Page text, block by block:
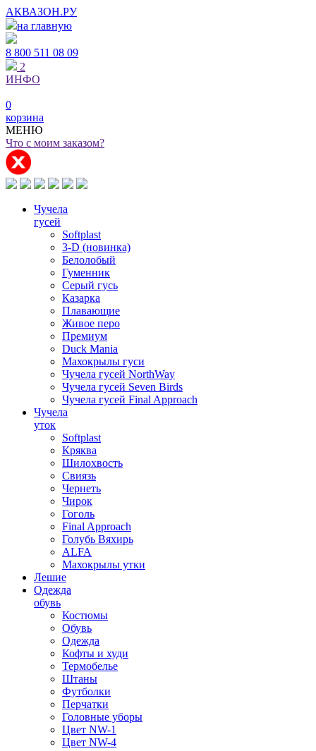
АКВАЗОН.РУ
на главную
8 800 511 08 09
2
ИНФО
0
корзина
МЕНЮ
Что с моим заказом?
Чучела
гусей
Softplast
3-D (новинка)
Белолобый
Гуменник
Серый гусь
Казарка
Плавающие
Живое перо
Премиум
Duck Mania
Махокрылы гуси
Чучела гусей NorthWay
Чучела гусей Seven Birds
Чучела гусей Final Approach
Чучела
уток
Softplast
Кряква
Шилохвость
Свиязь
Чернеть
Чирок
Гоголь
Final Approach
Голубь Вяхирь
ALFA
Махокрылы утки
Лешие
Одежда
обувь
Костюмы
Обувь
Одежда
Кофты и худи
Термобелье
Штаны
Футболки
Перчатки
Головные уборы
Цвет NW-1
Цвет NW-4